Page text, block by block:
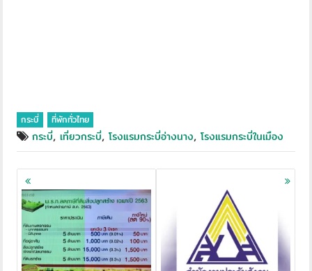
กระบี่ ที่พักทั่วไทย
กระบี่,เที่ยวกระบี่,โรงแรมกระบี่อ่างนาง,โรงแรมกระบี่ในเมือง
Posts
navigation